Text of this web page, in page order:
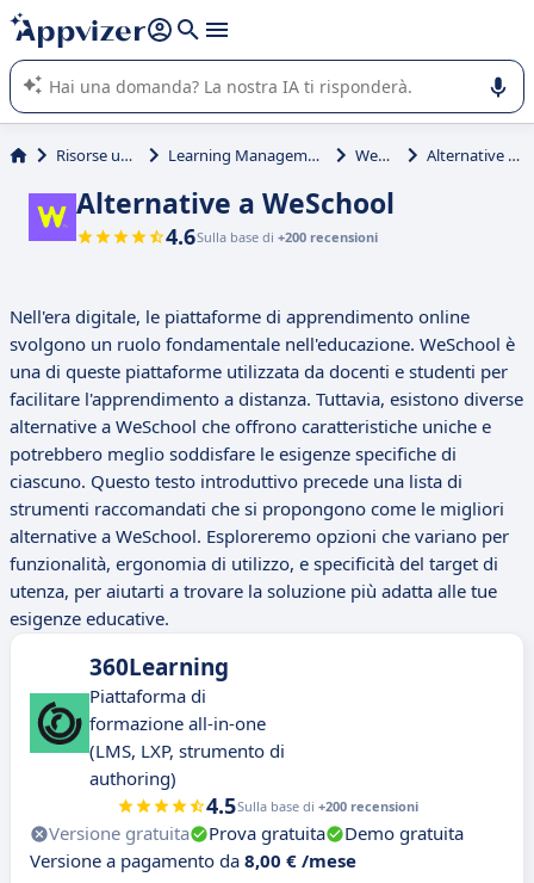
righe con
shift + enter
L'IA di Appvizer vi guida nell'utilizzo o nella scelta di un
software SaaS per la vostra azienda.
Risorse umane (HR) Learning Management System (LMS) WeSchool Alternative a WeSchool
Alternative a WeSchool
4.6Sulla base di +200 recensioni
Nell'era digitale, le piattaforme di apprendimento online
svolgono un ruolo fondamentale nell'educazione. WeSchool è
una di queste piattaforme utilizzata da docenti e studenti per
facilitare l'apprendimento a distanza. Tuttavia, esistono diverse
alternative a WeSchool che offrono caratteristiche uniche e
potrebbero meglio soddisfare le esigenze specifiche di
ciascuno. Questo testo introduttivo precede una lista di
strumenti raccomandati che si propongono come le migliori
alternative a WeSchool. Esploreremo opzioni che variano per
funzionalità, ergonomia di utilizzo, e specificità del target di
utenza, per aiutarti a trovare la soluzione più adatta alle tue
esigenze educative.
360Learning
Piattaforma di
formazione all-in-one
(LMS, LXP, strumento di
authoring)
4.5Sulla base di +200 recensioni
Versione gratuita Prova gratuita
Demo gratuita
Versione a pagamento da 8,00 € /mese